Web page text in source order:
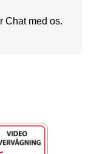
Chat med os.